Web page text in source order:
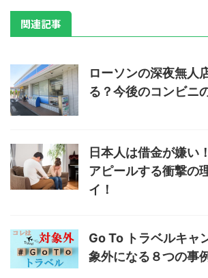
関連記事
ローソンの深夜無人
る？今後のコンビニ
日本人は借金が嫌い
アピールする衝撃の
イ！
Go To トラベルキャ
象外になる８つの事